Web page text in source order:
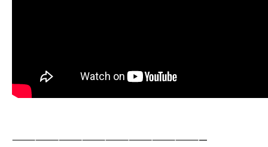
—————————————————————————